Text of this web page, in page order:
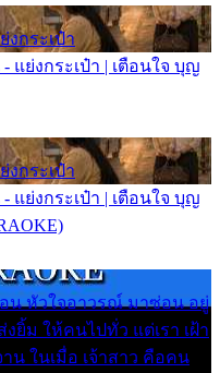
งกระเป๋า
แย่งกระเป๋า | เตือนใจ บุญ
งกระเป๋า
แย่งกระเป๋า | เตือนใจ บุญ
อน หัวใจอาวรณ์ มาซ่อน อยู่
ยิ้ม ให้คนไปทั่ว แต่เรา เฝ้า
น ในเมื่อ เจ้าสาว คือคน